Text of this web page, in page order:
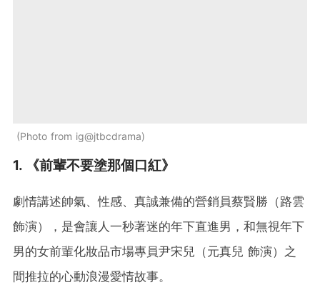
Photo from ig@jtbcdrama
1. 《前輩不要塗那個口紅》
劇情講述帥氣、性感、真誠兼備的營銷員蔡賢勝（路雲
飾演），是會讓人一秒著迷的年下直進男，和無視年下
男的女前輩化妝品市場專員尹宋兒（元真兒 飾演）之
間推拉的心動浪漫愛情故事。